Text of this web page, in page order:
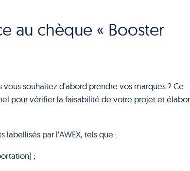
au chèque « Booster
souhaitez d’abord prendre vos marques ? Ce
pour vérifier la faisabilité de votre projet et
par l’AWEX, tels que :
;